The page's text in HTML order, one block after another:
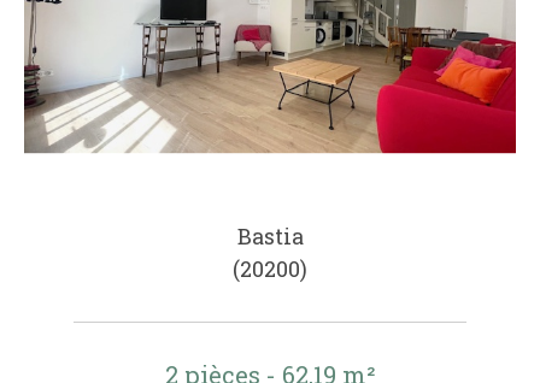
Bastia
(20200)
2 pièces - 62,19 m²